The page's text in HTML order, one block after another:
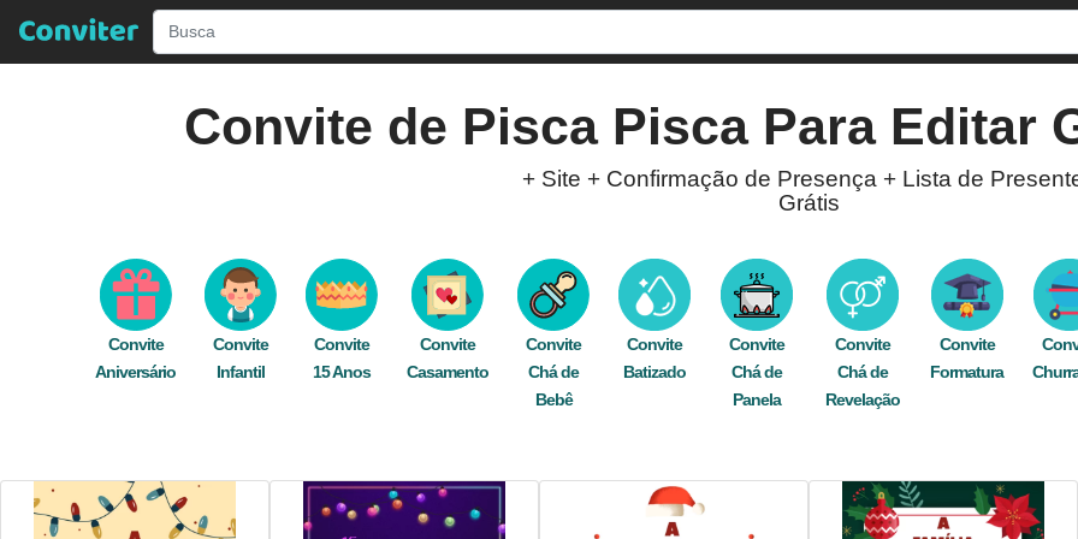
Convite de Pisca PiscaPara Editar
+ Site + Confirmação de Presença + Lista de
Grátis
pode editar gratuitamente e rapidamente online. Nosso editor está disponível para você criar
computador. Envie seu convite digital de graça pelo WhatsApp, Facebook, e-mail, ou
festa,comemoração, encontro,celebração,fim de ano,natal cartão,claro bege,decoração ,
Convite
Aniversário
Convite
Infantil
Convite
15 Anos
Convite
Casamento
Convite
Chá de
Bebê
Convite
Batizado
Convite
Chá de
Panela
Convite
Chá de
Revelação
Convite
Formatura